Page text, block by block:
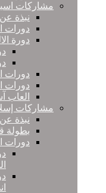
مشاركات
نبذة عن
دورات
دورة
دورات
دورات
العاب
مشاركات
نبذة عن
بطولة
دورات